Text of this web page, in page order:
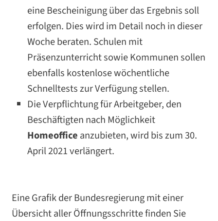
eine Bescheinigung über das Ergebnis soll
erfolgen. Dies wird im Detail noch in dieser
Woche beraten. Schulen mit
Präsenzunterricht sowie Kommunen sollen
ebenfalls kostenlose wöchentliche
Schnelltests zur Verfügung stellen.
Die Verpflichtung für Arbeitgeber, den
Beschäftigten nach Möglichkeit
Homeoffice anzubieten, wird bis zum 30.
April 2021 verlängert.
Eine Grafik der Bundesregierung mit einer
Übersicht aller Öffnungsschritte finden Sie